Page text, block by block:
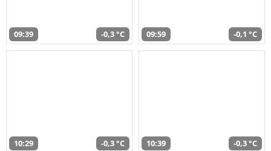
09:39 -0,3 °C 09:59 -0,1 °C
10:29 -0,3 °C 10:39 -0,3 °C